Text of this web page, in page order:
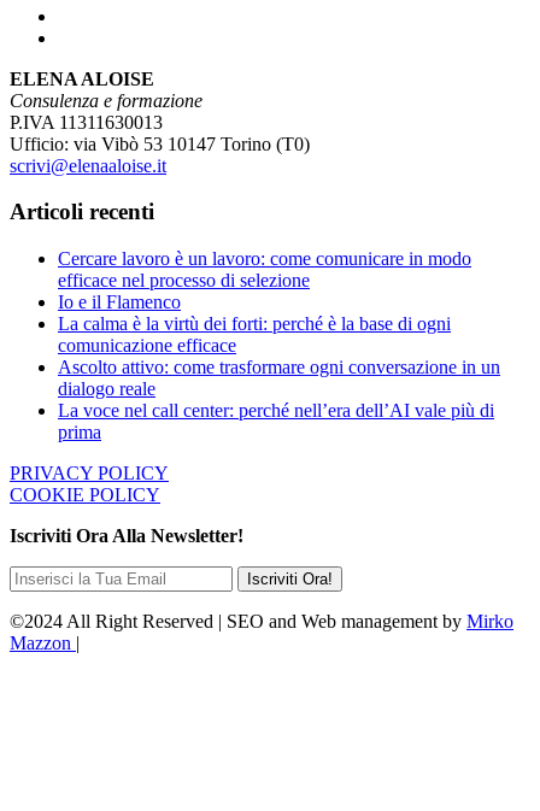
ELENA ALOISE
Consulenza e formazione
P.IVA 11311630013
Ufficio: via Vibò 53 10147 Torino (T0)
scrivi@elenaaloise.it
Articoli recenti
Cercare lavoro è un lavoro: come comunicare in modo
efficace nel processo di selezione
Io e il Flamenco
La calma è la virtù dei forti: perché è la base di ogni
comunicazione efficace
Ascolto attivo: come trasformare ogni conversazione in un
dialogo reale
La voce nel call center: perché nell’era dell’AI vale più di
prima
PRIVACY POLICY
COOKIE POLICY
Iscriviti Ora Alla Newsletter!
©2024 All Right Reserved | SEO and Web management by Mirko
Mazzon |